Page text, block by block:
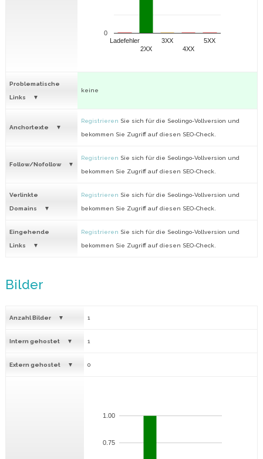
Ladefehler
2XX
3XX
4XX
5XX
0
Problematische
Links
keine
Anchortexte
Registrieren Sie sich für die Seolingo-Vollversion und
bekommen Sie Zugriff auf diesen SEO-Check.
Follow/Nofollow
Registrieren Sie sich für die Seolingo-Vollversion und
bekommen Sie Zugriff auf diesen SEO-Check.
Verlinkte
Domains
Registrieren Sie sich für die Seolingo-Vollversion und
bekommen Sie Zugriff auf diesen SEO-Check.
Eingehende
Links
Registrieren Sie sich für die Seolingo-Vollversion und
bekommen Sie Zugriff auf diesen SEO-Check.
Bilder
Anzahl Bilder 1
Intern gehostet 1
Extern gehostet 0
0.75
1.00